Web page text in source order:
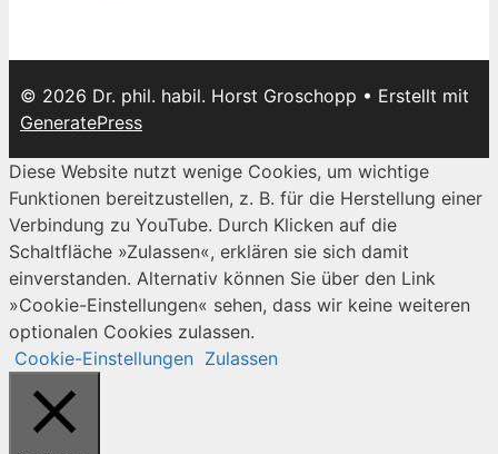
© 2026 Dr. phil. habil. Horst Groschopp • Erstellt mit
GeneratePress
Diese Website nutzt wenige Cookies, um wichtige
Funktionen bereitzustellen, z. B. für die Herstellung einer
Verbindung zu YouTube. Durch Klicken auf die
Schaltfläche »Zulassen«, erklären sie sich damit
einverstanden. Alternativ können Sie über den Link
»Cookie-Einstellungen« sehen, dass wir keine weiteren
optionalen Cookies zulassen.
Cookie-Einstellungen Zulassen